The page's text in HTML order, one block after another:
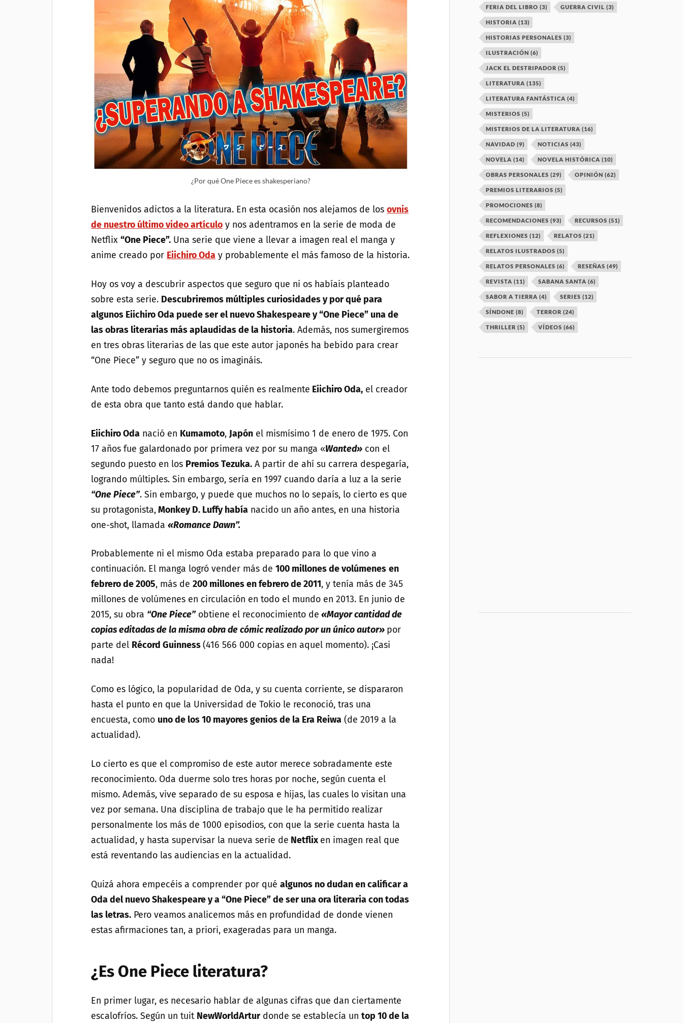
¿Por qué One Piece es shakesperiano?
Bienvenidos adictos a la literatura. En esta ocasión nos alejamos de losovnis
de nuestro último video artículo y nos adentramos en la serie de moda de
Netflix“One Piece”. Una serie que viene a llevar a imagen real el manga y
anime creado por Eiichiro Oda y probablemente el más famoso de la historia.
Hoy os voy a descubrir aspectos que seguro que ni os habíais planteado
sobre esta serie. Descubriremos múltiples curiosidades y por qué para
algunos Eiichiro Oda puede ser el nuevo Shakespeare y “One Piece” una de
las obras literarias más aplaudidas de la historia. Además, nos sumergiremos
en tres obras literarias de las que este autor japonés ha bebido para crear
“One Piece” y seguro que no os imagináis.
Ante todo debemos preguntarnos quién es realmente Eiichiro Oda, el creador
de esta obra que tanto está dando que hablar.
Eiichiro Oda nació en Kumamoto, Japón el mismísimo 1 de enero de 1975. Con
17 años fue galardonado por primera vez por su manga «Wanted» con el
segundo puesto en los Premios Tezuka. A partir de ahí su carrera despegaría,
logrando múltiples. Sin embargo, sería en 1997 cuando daría a luz a la serie
“One Piece”. Sin embargo, y puede que muchos no lo sepaís, lo cierto es que
su protagonista,Monkey D. Luffy había nacido un año antes, en una historia
one-shot, llamada«Romance Dawn”.
Probablemente ni el mismo Oda estaba preparado para lo que vino a
continuación. El manga logró vender más de100 millones de volúmenes en
febrero de 2005, más de200 millones en febrero de 2011, y tenía más de 345
millones de volúmenes en circulación en todo el mundo en 2013. En junio de
2015, su obra “One Piece”obtiene el reconocimiento de «Mayor cantidad de
copias editadas de la misma obra de cómic realizado por un único autor» por
parte del Récord Guinness(416 566 000 copias en aquel momento). ¡Casi
nada!
Como es lógico, la popularidad de Oda, y su cuenta corriente, se dispararon
hasta el punto en que la Universidad de Tokio le reconoció, tras una
encuesta, como uno de los 10 mayores genios de la Era Reiwa (de 2019 a la
actualidad).
Lo cierto es que el compromiso de este autor merece sobradamente este
reconocimiento. Oda duerme solo tres horas por noche, según cuenta el
mismo. Además, vive separado de su esposa e hijas, las cuales lo visitan una
vez por semana. Una disciplina de trabajo que le ha permitido realizar
personalmente los más de 1000 episodios, con que la serie cuenta hasta la
actualidad, y hasta supervisar la nueva serie de Netflix en imagen real que
está reventando las audiencias en la actualidad.
Quizá ahora empecéis a comprender por quéalgunos no dudan en calificar a
Oda del nuevo Shakespeare y a “One Piece” de ser una ora literaria con todas
las letras. Pero veamos analicemos más en profundidad de donde vienen
estas afirmaciones tan, a priori, exageradas para un manga.
¿Es One Piece literatura?
En primer lugar, es necesario hablar de algunas cifras que dan ciertamente
escalofríos. Según un tuit NewWorldArturdonde se establecía untop 10 de la
FERIA DEL LIBRO (3) GUERRA CIVIL (3)
HISTORIA (13)
HISTORIAS PERSONALES (3)
ILUSTRACIÓN (6)
JACK EL DESTRIPADOR (5)
LITERATURA (135)
LITERATURA FANTÁSTICA (4)
MISTERIOS (5)
MISTERIOS DE LA LITERATURA (16)
NAVIDAD (9) NOTICIAS (43)
NOVELA (14) NOVELA HISTÓRICA (10)
OBRAS PERSONALES (29) OPINIÓN (62)
PREMIOS LITERARIOS (5)
PROMOCIONES (8)
RECOMENDACIONES (93) RECURSOS (51)
REFLEXIONES (12) RELATOS (21)
RELATOS ILUSTRADOS (5)
RELATOS PERSONALES (6) RESEÑAS (49)
REVISTA (11) SABANA SANTA (6)
SABOR A TIERRA (4) SERIES (12)
SÍNDONE (8) TERROR (24)
THRILLER (5) VÍDEOS (66)